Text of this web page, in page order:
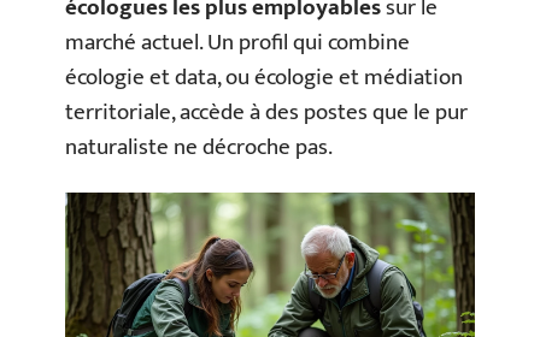
écologues les plus employablessur le
marché actuel. Un profil qui combine
écologie et data, ou écologie et médiation
territoriale, accède à des postes que le pur
naturaliste ne décroche pas.